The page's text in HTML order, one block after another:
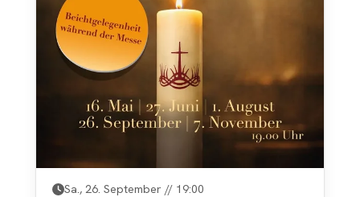
Sa., 26. September // 19:00